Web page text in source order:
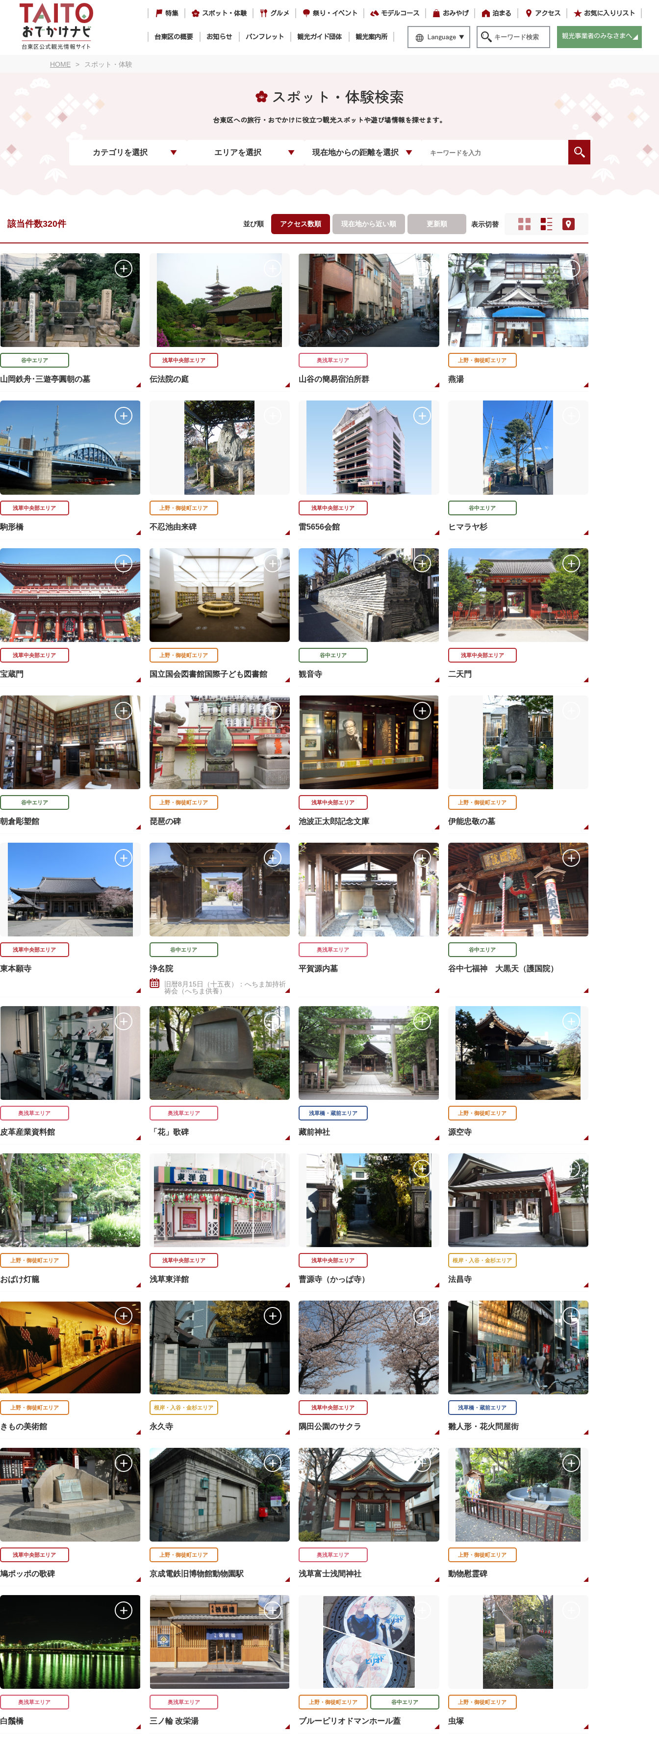
特集 スポット・体験 グルメ 祭り・イベント モデルコース おみやげ 泊まる アクセス お気に入りリスト
台東区の概要 お知らせ パンフレット 観光ガイド団体 観光案内所 Language 観光事業者のみなさまへ
HOME スポット・体験
スポット・体験検索
台東区への旅行・おでかけに役立つ観光スポットや遊び場情報を探せます。
カテゴリを選択 エリアを選択 現在地からの距離を選択
該当件数320件 並び順 アクセス数順 現在地から近い順 更新順 表示切替
谷中エリア
山岡鉄舟･三遊亭圓朝の墓
浅草中央部エリア
伝法院の庭
奥浅草エリア
山谷の簡易宿泊所群
上野・御徒町エリア
燕湯
浅草中央部エリア
駒形橋
上野・御徒町エリア
不忍池由来碑
浅草中央部エリア
雷5656会館
谷中エリア
ヒマラヤ杉
浅草中央部エリア
宝蔵門
上野・御徒町エリア
国立国会図書館国際子ども図書館
谷中エリア
観音寺
浅草中央部エリア
二天門
谷中エリア
朝倉彫塑館
上野・御徒町エリア
琵琶の碑
浅草中央部エリア
池波正太郎記念文庫
上野・御徒町エリア
伊能忠敬の墓
浅草中央部エリア
東本願寺
谷中エリア
浄名院
旧暦8月15日（十五夜）：へちま加持祈
祷会（へちま供養）
奥浅草エリア
平賀源内墓
谷中エリア
谷中七福神 大黒天（護国院）
奥浅草エリア
皮革産業資料館
奥浅草エリア
「花」歌碑
浅草橋・蔵前エリア
藏前神社
上野・御徒町エリア
源空寺
上野・御徒町エリア
おばけ灯籠
浅草中央部エリア
浅草東洋館
浅草中央部エリア
曹源寺（かっぱ寺）
根岸・入谷・金杉エリア
法昌寺
上野・御徒町エリア
きもの美術館
根岸・入谷・金杉エリア
永久寺
浅草中央部エリア
隅田公園のサクラ
浅草橋・蔵前エリア
雛人形・花火問屋街
浅草中央部エリア
鳩ポッポの歌碑
上野・御徒町エリア
京成電鉄旧博物館動物園駅
奥浅草エリア
浅草富士浅間神社
上野・御徒町エリア
動物慰霊碑
奥浅草エリア
白鬚橋
奥浅草エリア
三ノ輪 改栄湯
上野・御徒町エリア 谷中エリア
ブルーピリオドマンホール蓋
上野・御徒町エリア
虫塚